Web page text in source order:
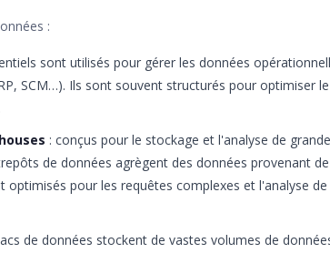
:
sont utilisés pour gérer les données
SCM…). Ils sont souvent structurés pour optimiser le
: conçus pour le stockage et l'analyse de
de données agrègent des données provenant de
pour les requêtes complexes et l'analyse de
de données stockent de vastes volumes de